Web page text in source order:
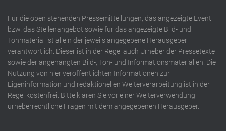
Für die oben stehenden Pressemitteilungen, das angezeigte Event
bzw. das Stellenangebot sowie für das angezeigte Bild- und
Tonmaterial ist allein der jeweils angegebene Herausgeber
verantwortlich. Dieser ist in der Regel auch Urheber der Pressetexte
sowie der angehängten Bild-, Ton- und Informationsmaterialien. Die
Nutzung von hier veröffentlichten Informationen zur
Eigeninformation und redaktionellen Weiterverarbeitung ist in der
Regel kostenfrei. Bitte klären Sie vor einer Weiterverwendung
urheberrechtliche Fragen mit dem angegebenen Herausgeber.